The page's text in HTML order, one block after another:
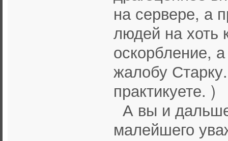
на сервере, а
людей на хоть
оскорбление,
жалобу
практикуете. )
А вы и
малейшего